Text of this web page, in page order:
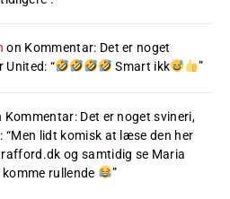
on Kommentar: Det er noget
United: “ Smart ikk ”
Kommentar: Det er noget svineri,
: “Men lidt komisk at læse den her
og samtidig se Maria
rullende
”